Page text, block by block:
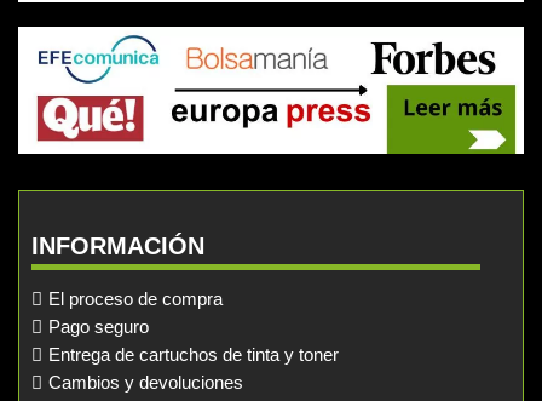
INFORMACIÓN
El proceso de compra
Pago seguro
Entrega de cartuchos de tinta y toner
Cambios y devoluciones